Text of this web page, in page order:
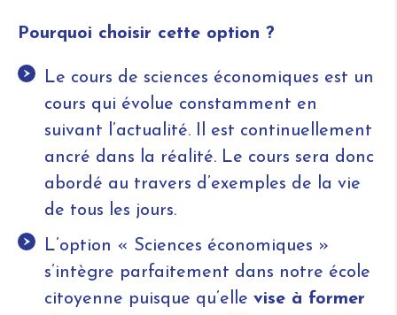
Pourquoi choisir cette option ?
Le cours de sciences économiques est un
cours qui évolue constamment en
suivant l’actualité. Il est continuellement
ancré dans la réalité. Le cours sera donc
abordé au travers d’exemples de la vie
de tous les jours.
L’option « Sciences économiques »
s’intègre parfaitement dans notre école
citoyenne puisque qu’elle vise à former